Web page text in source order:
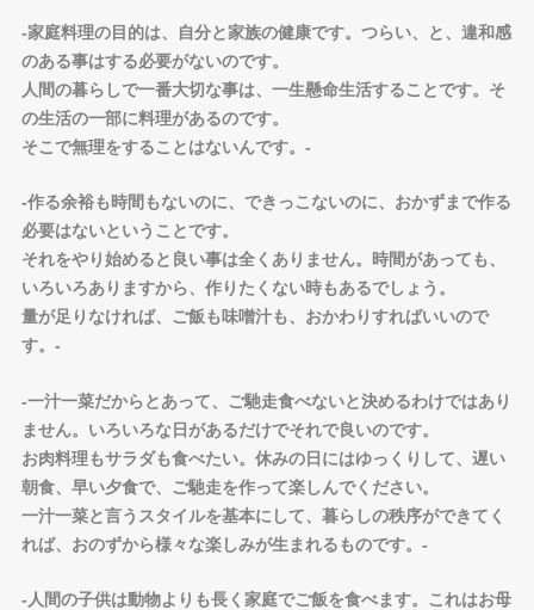
-家庭料理の目的は、自分と家族の健康です。つらい、と、違和感
のある事はする必要がないのです。
人間の暮らしで一番大切な事は、一生懸命生活することです。そ
の生活の一部に料理があるのです。
そこで無理をすることはないんです。-
-作る余裕も時間もないのに、できっこないのに、おかずまで作る
必要はないということです。
それをやり始めると良い事は全くありません。時間があっても、
いろいろありますから、作りたくない時もあるでしょう。
量が足りなければ、ご飯も味噌汁も、おかわりすればいいので
す。-
-一汁一菜だからとあって、ご馳走食べないと決めるわけではあり
ません。いろいろな日があるだけでそれで良いのです。
お肉料理もサラダも食べたい。休みの日にはゆっくりして、遅い
朝食、早い夕食で、ご馳走を作って楽しんでください。
一汁一菜と言うスタイルを基本にして、暮らしの秩序ができてく
れば、おのずから様々な楽しみが生まれるものです。-
-人間の子供は動物よりも長く家庭でご飯を食べます。これはお母